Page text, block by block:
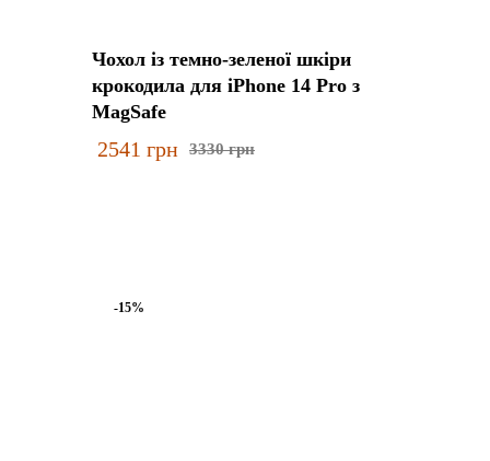
Чохол із темно-зеленої шкіри
крокодила для iPhone 14 Pro з
MagSafe
3330грн
2541 грн
-15%